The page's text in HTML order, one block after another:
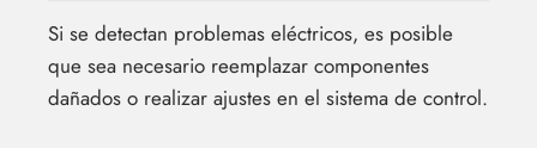
Si se detectan problemas eléctricos, es posible
que sea necesario reemplazar componentes
dañados o realizar ajustes en el sistema de control.